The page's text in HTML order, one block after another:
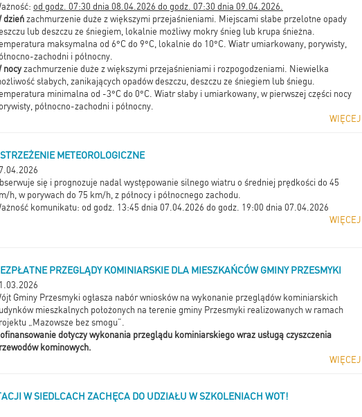
od godz. 07:30 dnia 08.04.2026 do godz. 07:30 dnia 09.04.2026.
dzieńzachmurzenie duże z większymi przejaśnieniami. Miejscami słabe przelotne opady
lub deszczu ze śniegiem, lokalnie możliwy mokry śnieg lub krupa śnieżna.
maksymalna od 6°C do 9°C, lokalnie do 10°C. Wiatr umiarkowany, porywisty,
zachodni i północny.
nocyzachmurzenie duże z większymi przejaśnieniami i rozpogodzeniami. Niewielka
słabych, zanikających opadów deszczu, deszczu ze śniegiem lub śniegu.
minimalna od -3°C do 0°C. Wiatr słaby i umiarkowany, w pierwszej części nocy
północno-zachodni i północny.
WIĘCEJ
METEOROLOGICZNE
się i prognozuje nadal występowanie silnego wiatru o średniej prędkości do 45
h, w porywach do 75 km/h, z północy i północnego zachodu.
komunikatu: od godz. 13:45 dnia 07.04.2026 do godz. 19:00 dnia 07.04.2026
WIĘCEJ
PRZEGLĄDY KOMINIARSKIE DLA MIESZKAŃCÓW GMINY PRZESMYKI
Gminy Przesmyki ogłasza nabór wniosków na wykonanie przeglądów kominiarskich
mieszkalnych położonych na terenie gminy Przesmyki realizowanych w ramach
„Mazowsze bez smogu”.
dotyczy wykonania przeglądu kominiarskiego wraz usługą czyszczenia
kominowych.
WIĘCEJ
W SIEDLCACH ZACHĘCA DO UDZIAŁU W SZKOLENIACH WOT!